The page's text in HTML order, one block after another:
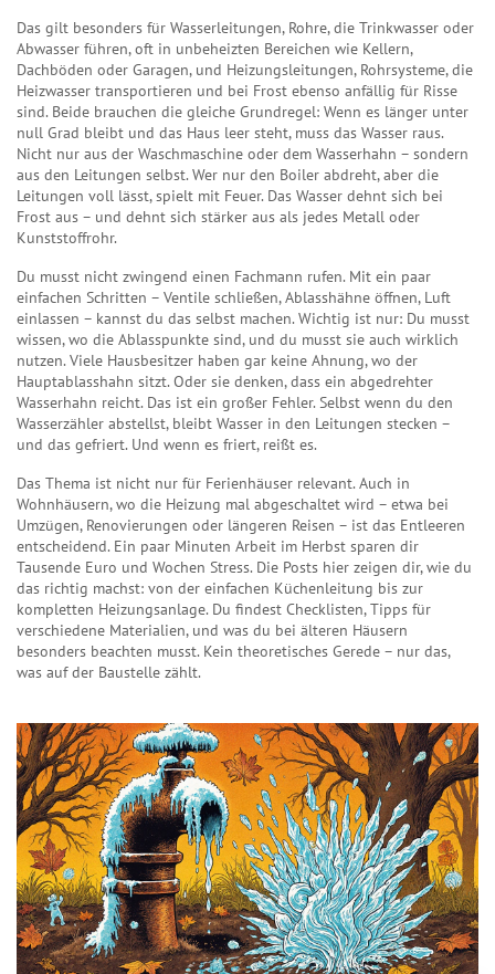
Das gilt besonders für Wasserleitungen, Rohre, die Trinkwasser oder
Abwasser führen, oft in unbeheizten Bereichen wie Kellern,
Dachböden oder Garagen, und Heizungsleitungen, Rohrsysteme, die
Heizwasser transportieren und bei Frost ebenso anfällig für Risse
sind. Beide brauchen die gleiche Grundregel: Wenn es länger unter
null Grad bleibt und das Haus leer steht, muss das Wasser raus.
Nicht nur aus der Waschmaschine oder dem Wasserhahn – sondern
aus den Leitungen selbst. Wer nur den Boiler abdreht, aber die
Leitungen voll lässt, spielt mit Feuer. Das Wasser dehnt sich bei
Frost aus – und dehnt sich stärker aus als jedes Metall oder
Kunststoffrohr.
Du musst nicht zwingend einen Fachmann rufen. Mit ein paar
einfachen Schritten – Ventile schließen, Ablasshähne öffnen, Luft
einlassen – kannst du das selbst machen. Wichtig ist nur: Du musst
wissen, wo die Ablasspunkte sind, und du musst sie auch wirklich
nutzen. Viele Hausbesitzer haben gar keine Ahnung, wo der
Hauptablasshahn sitzt. Oder sie denken, dass ein abgedrehter
Wasserhahn reicht. Das ist ein großer Fehler. Selbst wenn du den
Wasserzähler abstellst, bleibt Wasser in den Leitungen stecken –
und das gefriert. Und wenn es friert, reißt es.
Das Thema ist nicht nur für Ferienhäuser relevant. Auch in
Wohnhäusern, wo die Heizung mal abgeschaltet wird – etwa bei
Umzügen, Renovierungen oder längeren Reisen – ist das Entleeren
entscheidend. Ein paar Minuten Arbeit im Herbst sparen dir
Tausende Euro und Wochen Stress. Die Posts hier zeigen dir, wie du
das richtig machst: von der einfachen Küchenleitung bis zur
kompletten Heizungsanlage. Du findest Checklisten, Tipps für
verschiedene Materialien, und was du bei älteren Häusern
besonders beachten musst. Kein theoretisches Gerede – nur das,
was auf der Baustelle zählt.